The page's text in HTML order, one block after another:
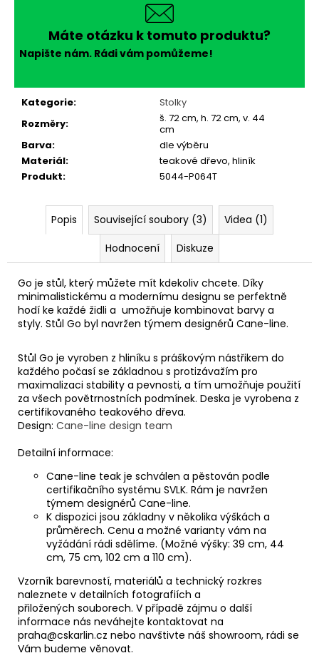
Máte otázku k tomuto produktu?
Napište nám. Rádi vám pomůžeme!
Kategorie:
Stolky
Rozměry:
š. 72 cm, h. 72 cm, v. 44
cm
Barva:
dle výběru
Materiál:
teakové dřevo, hliník
Produkt: 5044-P064T
Popis Související soubory (3)
Videa (1)
Hodnocení
Diskuze
Go je stůl, který můžete mít kdekoliv chcete. Díky
minimalistickému a modernímu designu se perfektně
hodí ke každé židli a umožňuje kombinovat barvy a
styly. Stůl Go byl navržen týmem designérů Cane-line.
Stůl Go je vyroben z hliníku s práškovým nástřikem do
každého počasí se základnou s protizávažím pro
maximalizaci stability a pevnosti, a tím umožňuje použití
za všech povětrnostních podmínek. Deska je vyrobena z
certifikovaného teakového dřeva.
Design: Cane-line design team
Detailní informace:
Cane-line teak je schválen a pěstován podle
certifikačního systému SVLK. Rám je navržen
týmem designérů Cane-line.
K dispozici jsou základny v několika výškách a
průměrech. Cenu a možné varianty vám na
vyžádání rádi sdělíme. (Možné výšky: 39 cm, 44
cm, 75 cm, 102 cm a 110 cm).
Vzorník barevností, materiálů a technický rozkres
naleznete v detailních fotografiích a
přiložených souborech. V případě zájmu o další
informace nás neváhejte kontaktovat na
praha@cskarlin.cz nebo navštivte náš showroom, rádi se
Vám budeme věnovat.